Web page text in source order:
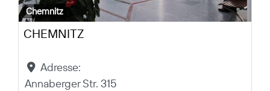
Chemnitz
CHEMNITZ
Adresse:
Annaberger Str. 315